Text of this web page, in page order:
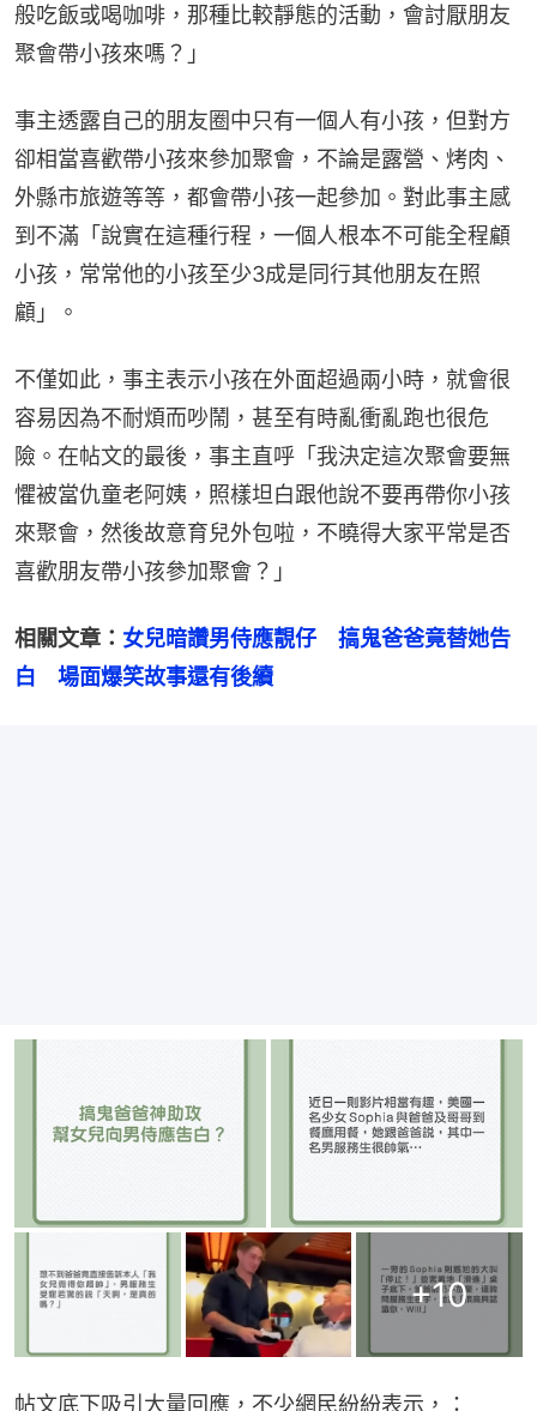
般吃飯或喝咖啡，那種比較靜態的活動，會討厭朋友
聚會帶小孩來嗎？」
事主透露自己的朋友圈中只有一個人有小孩，但對方
卻相當喜歡帶小孩來參加聚會，不論是露營、烤肉、
外縣市旅遊等等，都會帶小孩一起參加。對此事主感
到不滿「說實在這種行程，一個人根本不可能全程顧
小孩，常常他的小孩至少3成是同行其他朋友在照
顧」。
不僅如此，事主表示小孩在外面超過兩小時，就會很
容易因為不耐煩而吵鬧，甚至有時亂衝亂跑也很危
險。在帖文的最後，事主直呼「我決定這次聚會要無
懼被當仇童老阿姨，照樣坦白跟他說不要再帶你小孩
來聚會，然後故意育兒外包啦，不曉得大家平常是否
喜歡朋友帶小孩參加聚會？」
相關文章： 女兒暗讚男侍應靚仔　搞鬼爸爸竟替她告
白　場面爆笑故事還有後續
+10
帖文底下吸引大量回應，不少網民紛紛表示，：